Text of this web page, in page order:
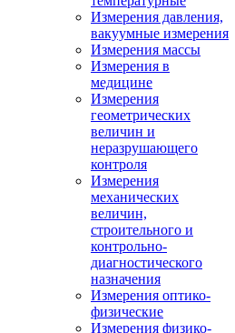
Измерения давления,
вакуумные измерения
Измерения массы
Измерения в
медицине
Измерения
геометрических
величин и
неразрушающего
контроля
Измерения
механических
величин,
строительного и
контрольно-
диагностического
назначения
Измерения оптико-
физические
Измерения физико-